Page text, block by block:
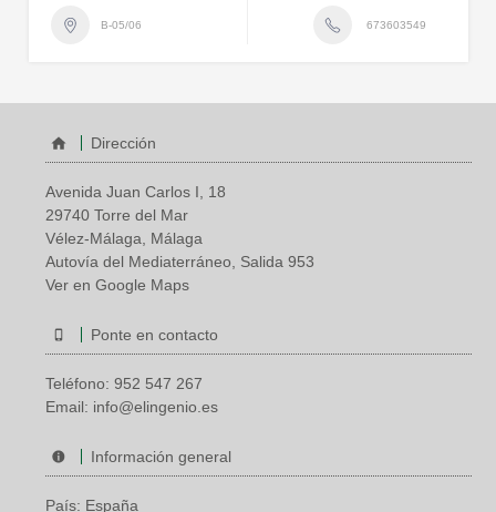
B-05/06 673603549
Dirección
Avenida Juan Carlos I, 18
29740 Torre del Mar
Vélez-Málaga, Málaga
Autovía del Mediaterráneo, Salida 953
Ver en Google Maps
Ponte en contacto
Teléfono: 952 547 267
Email: info@elingenio.es
Información general
País: España